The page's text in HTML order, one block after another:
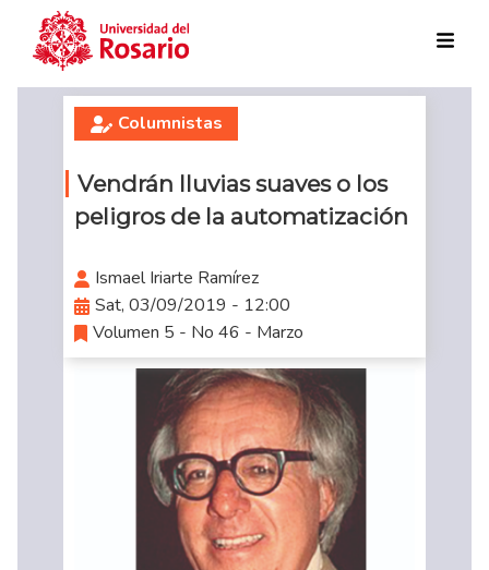
Skip to main content
Columnistas
Vendrán lluvias suaves o los
peligros de la automatización
Ismael Iriarte Ramírez
Sat, 03/09/2019 - 12:00
Volumen 5 - No 46 - Marzo